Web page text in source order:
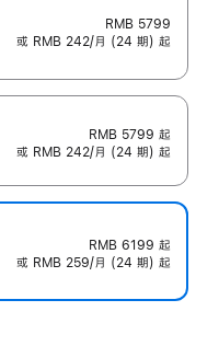
RMB 5799
或 RMB 242/月 (24 期) 起
RMB 5799 起
或 RMB 242/月 (24 期) 起
RMB 6199 起
或 RMB 259/月 (24 期) 起